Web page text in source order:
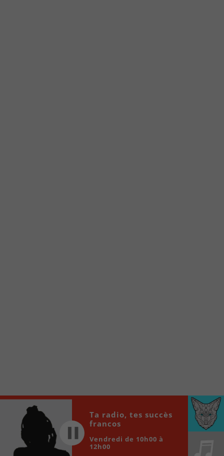
locale vous sont maintenant accessibles en un clic!
Audio
Player
00:00 00:00
Ta radio, tes succès
francos
Vendredi de 10h00 à
12h00